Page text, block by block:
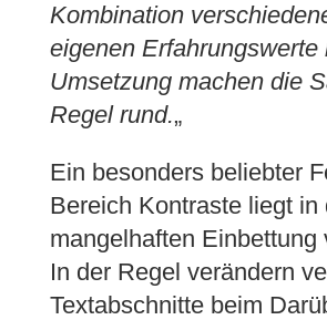
Kombination
eigenen Erfahrungswerte
Umsetzung machen die
Regel rund.„
Ein besonders beliebter
Bereich Kontraste liegt in
mangelhaften Einbettung
In der Regel verändern
Textabschnitte beim